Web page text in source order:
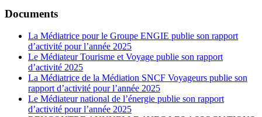
Documents
La Médiatrice pour le Groupe ENGIE publie son rapport
d’activité pour l’année 2025
Le Médiateur Tourisme et Voyage publie son rapport
d’activité 2025
La Médiatrice de la Médiation SNCF Voyageurs publie son
rapport d’activité pour l’année 2025
Le Médiateur national de l’énergie publie son rapport
d’activité pour l’année 2025